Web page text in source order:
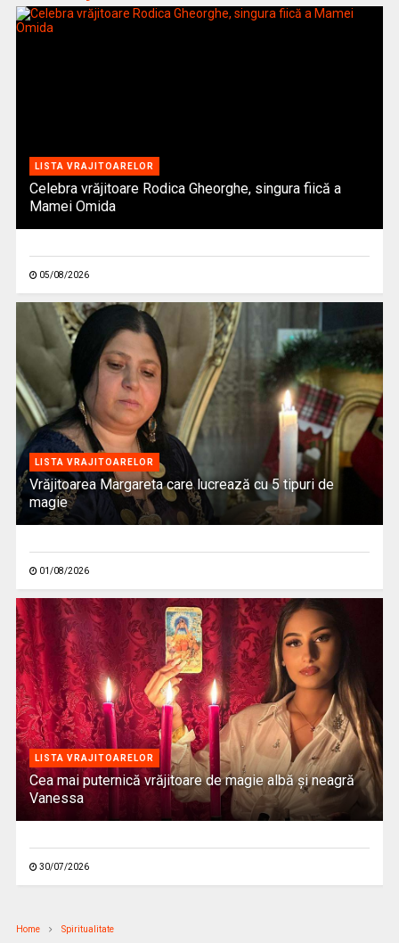
LISTA VRAJITOARELOR
Celebra vrăjitoare Rodica Gheorghe, singura fiică a
Mamei Omida
05/08/2026
LISTA VRAJITOARELOR
Vrăjitoarea Margareta care lucrează cu 5 tipuri de
magie
01/08/2026
LISTA VRAJITOARELOR
Cea mai puternică vrăjitoare de magie albă și neagră
Vanessa
30/07/2026
Home Spiritualitate